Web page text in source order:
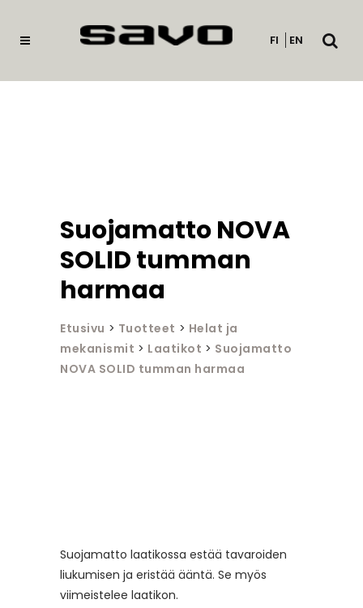
FI EN
Avaa
Suojamatto NOVA
SOLID tumman
harmaa
Etusivu > Tuotteet > Helat ja
mekanismit > Laatikot > Suojamatto
NOVA SOLID tumman harmaa
Suojamatto laatikossa estää tavaroiden
liukumisen ja eristää ääntä. Se myös
viimeistelee laatikon.